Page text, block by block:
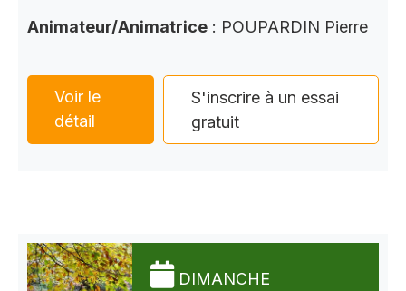
Animateur/Animatrice : POUPARDIN Pierre
Voir le
détail
S'inscrire à un essai
gratuit
DIMANCHE